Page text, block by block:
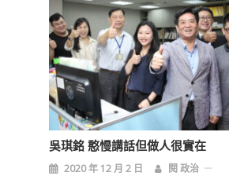
吳琪銘 憨慢講話但做人很實在
2020 年 12 月 2 日 閱 政治